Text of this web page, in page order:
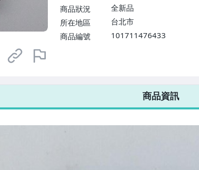
$1598免運費】
商品狀況
全新品
所在地區
台北市
商品編號
101711476433
商品資訊